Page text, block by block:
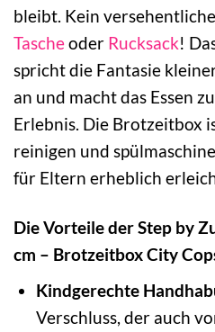
bleibt. Kein
Tascheoder Rucksack!
spricht die Fantasie
an und macht das Essen
Erlebnis. Die Brotzeitbox
reinigen und
für Eltern erheblich
Die Vorteile der Step by
cm – Brotzeitbox City
Kindgerechte
Verschluss, der auch